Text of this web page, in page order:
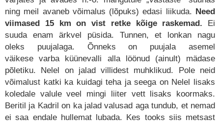
ning meil avaneb võimalus (lõpuks) edasi liikuda. Need
viimased 15 km on vist retke kõige raskemad. Ei
suuda enam ärkvel püsida. Tunnen, et lonkan nagu
oleks puujalaga. Õnneks on puujala asemel
väikese varba küünevalli alla löönud (ainult) mädase
põletiku. Nelel on jalad villidest muhklikud. Pole neid
võimalust katki ka kuidagi teha ja seega on Nelel lisaks
koledale valule veel mingi liiter vett lisaks koormaks.
Beritil ja Kadril on ka jalad valusad aga tundub, et nemad
ei saa endale hullemat lubada. Kes tooks siis metsast